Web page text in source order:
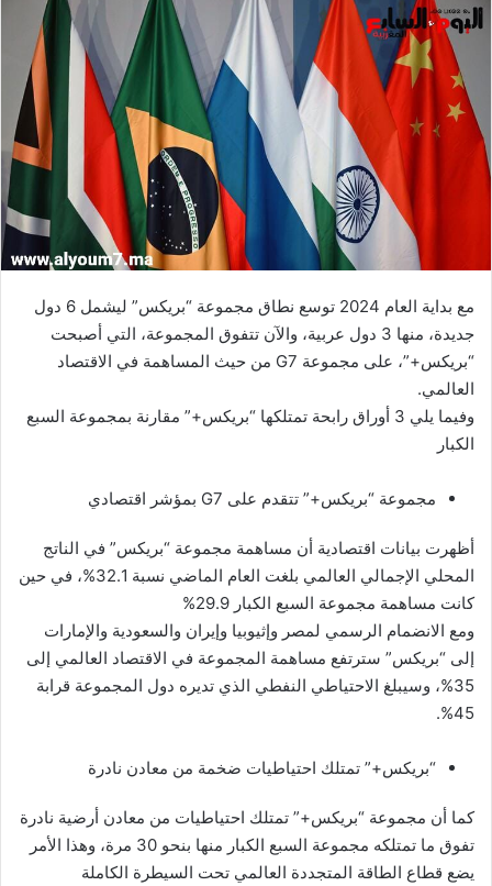
إلكترونيا
مع بداية العام 2024 توسع نطاق مجموعة “بريكس” ليشمل 6 دول
جديدة، منها 3 دول عربية، والآن تتفوق المجموعة، التي أصبحت
“بريكس+”، على مجموعة G7 من حيث المساهمة في الاقتصاد
العالمي.
وفيما يلي 3 أوراق رابحة تمتلكها “بريكس+” مقارنة بمجموعة السبع
الكبار
مجموعة “بريكس+” تتقدم على G7 بمؤشر اقتصادي
أظهرت بيانات اقتصادية أن مساهمة مجموعة “بريكس” في الناتج
المحلي الإجمالي العالمي بلغت العام الماضي نسبة 32.1%، في حين
كانت مساهمة مجموعة السبع الكبار 29.9%
ومع الانضمام الرسمي لمصر وإثيوبيا وإيران والسعودية والإمارات
إلى “بريكس” سترتفع مساهمة المجموعة في الاقتصاد العالمي إلى
35%، وسيبلغ الاحتياطي النفطي الذي تديره دول المجموعة قرابة
45%.
“بريكس+” تمتلك احتياطيات ضخمة من معادن نادرة
كما أن مجموعة “بريكس+” تمتلك احتياطيات من معادن أرضية نادرة
تفوق ما تمتلكه مجموعة السبع الكبار منها بنحو 30 مرة، وهذا الأمر
يضع قطاع الطاقة المتجددة العالمي تحت السيطرة الكاملة